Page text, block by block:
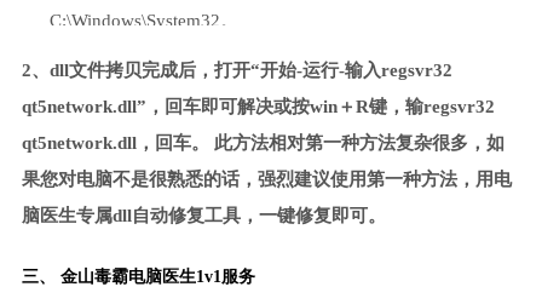
C:\Windows\System32。
2、dll文件拷贝完成后，打开“开始-运行-输入regsvr32
qt5network.dll”，回车即可解决或按win＋R键，输regsvr32
qt5network.dll，回车。 此方法相对第一种方法复杂很多，如
果您对电脑不是很熟悉的话，强烈建议使用第一种方法，用电
脑医生专属dll自动修复工具，一键修复即可。
三、 金山毒霸电脑医生1v1服务